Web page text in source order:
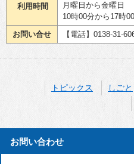
利用時間
月曜日から金曜日
10時00分から17時
お問い合せ
【電話】0138-31-
トピックス しごと
お問い合わせ